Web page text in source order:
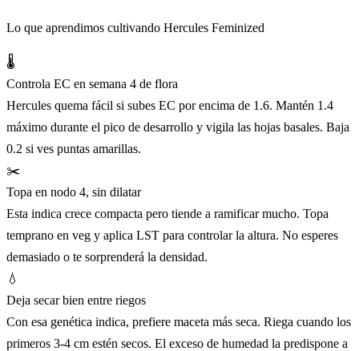
Lo que aprendimos cultivando Hercules Feminized
🌡️
Controla EC en semana 4 de flora
Hercules quema fácil si subes EC por encima de 1.6. Mantén 1.4
máximo durante el pico de desarrollo y vigila las hojas basales. Baja
0.2 si ves puntas amarillas.
✂️
Topa en nodo 4, sin dilatar
Esta indica crece compacta pero tiende a ramificar mucho. Topa
temprano en veg y aplica LST para controlar la altura. No esperes
demasiado o te sorprenderá la densidad.
💧
Deja secar bien entre riegos
Con esa genética indica, prefiere maceta más seca. Riega cuando los
primeros 3-4 cm estén secos. El exceso de humedad la predispone a